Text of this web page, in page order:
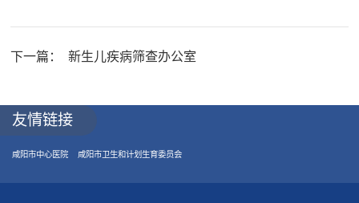
下一篇： 新生儿疾病筛查办公室
友情链接
咸阳市中心医院 咸阳市卫生和计划生育委员会